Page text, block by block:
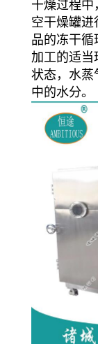
干燥过程中
空干燥罐进
品的冻干循
加工的适当
状态，水蒸
中的水分。